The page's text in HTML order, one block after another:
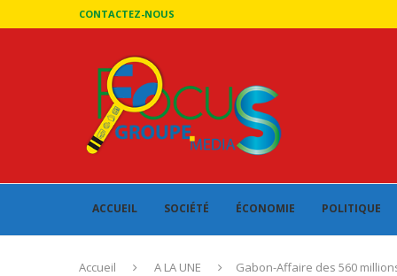
CONTACTEZ-NOUS
ACCUEIL SOCIÉTÉ ÉCONOMIE POLITIQUE
Accueil A LA UNE Gabon-Affaire des 560